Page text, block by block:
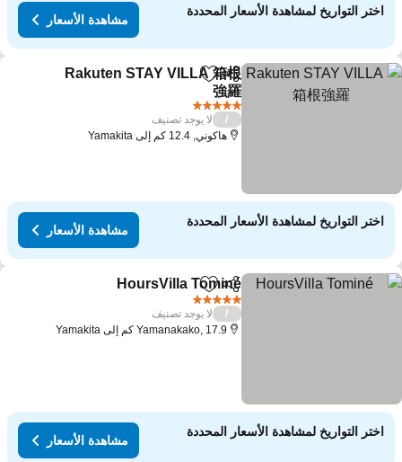
اختر التواريخ لمشاهدة الأسعار المحددة
مشاهدة الأسعار
مشاركةAdd to favorites
Rakuten STAY VILLA 箱根
強羅
مشاهدة الأسعار
لا يوجد تصنيف
هاكوني, 12.4 كم إلى Yamakita
اختر التواريخ لمشاهدة الأسعار المحددة
مشاهدة الأسعار
مشاركةAdd to favorites
HoursVilla Tominé
لا يوجد تصنيف
Yamanakako, 17.9 كم إلى Yamakita
اختر التواريخ لمشاهدة الأسعار المحددة
مشاهدة الأسعار